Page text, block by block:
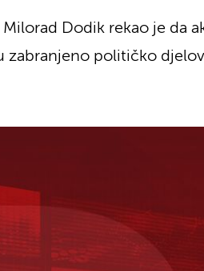
Dodik rekao je da
političko